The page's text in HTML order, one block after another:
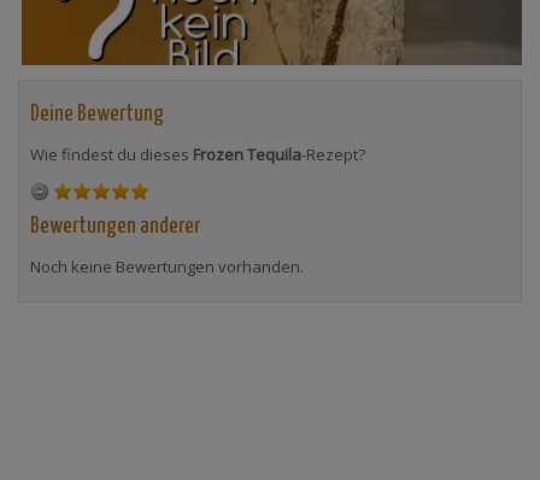
Deine Bewertung
Wie findest du dieses Frozen Tequila-Rezept?
Bewertungen anderer
Noch keine Bewertungen vorhanden.